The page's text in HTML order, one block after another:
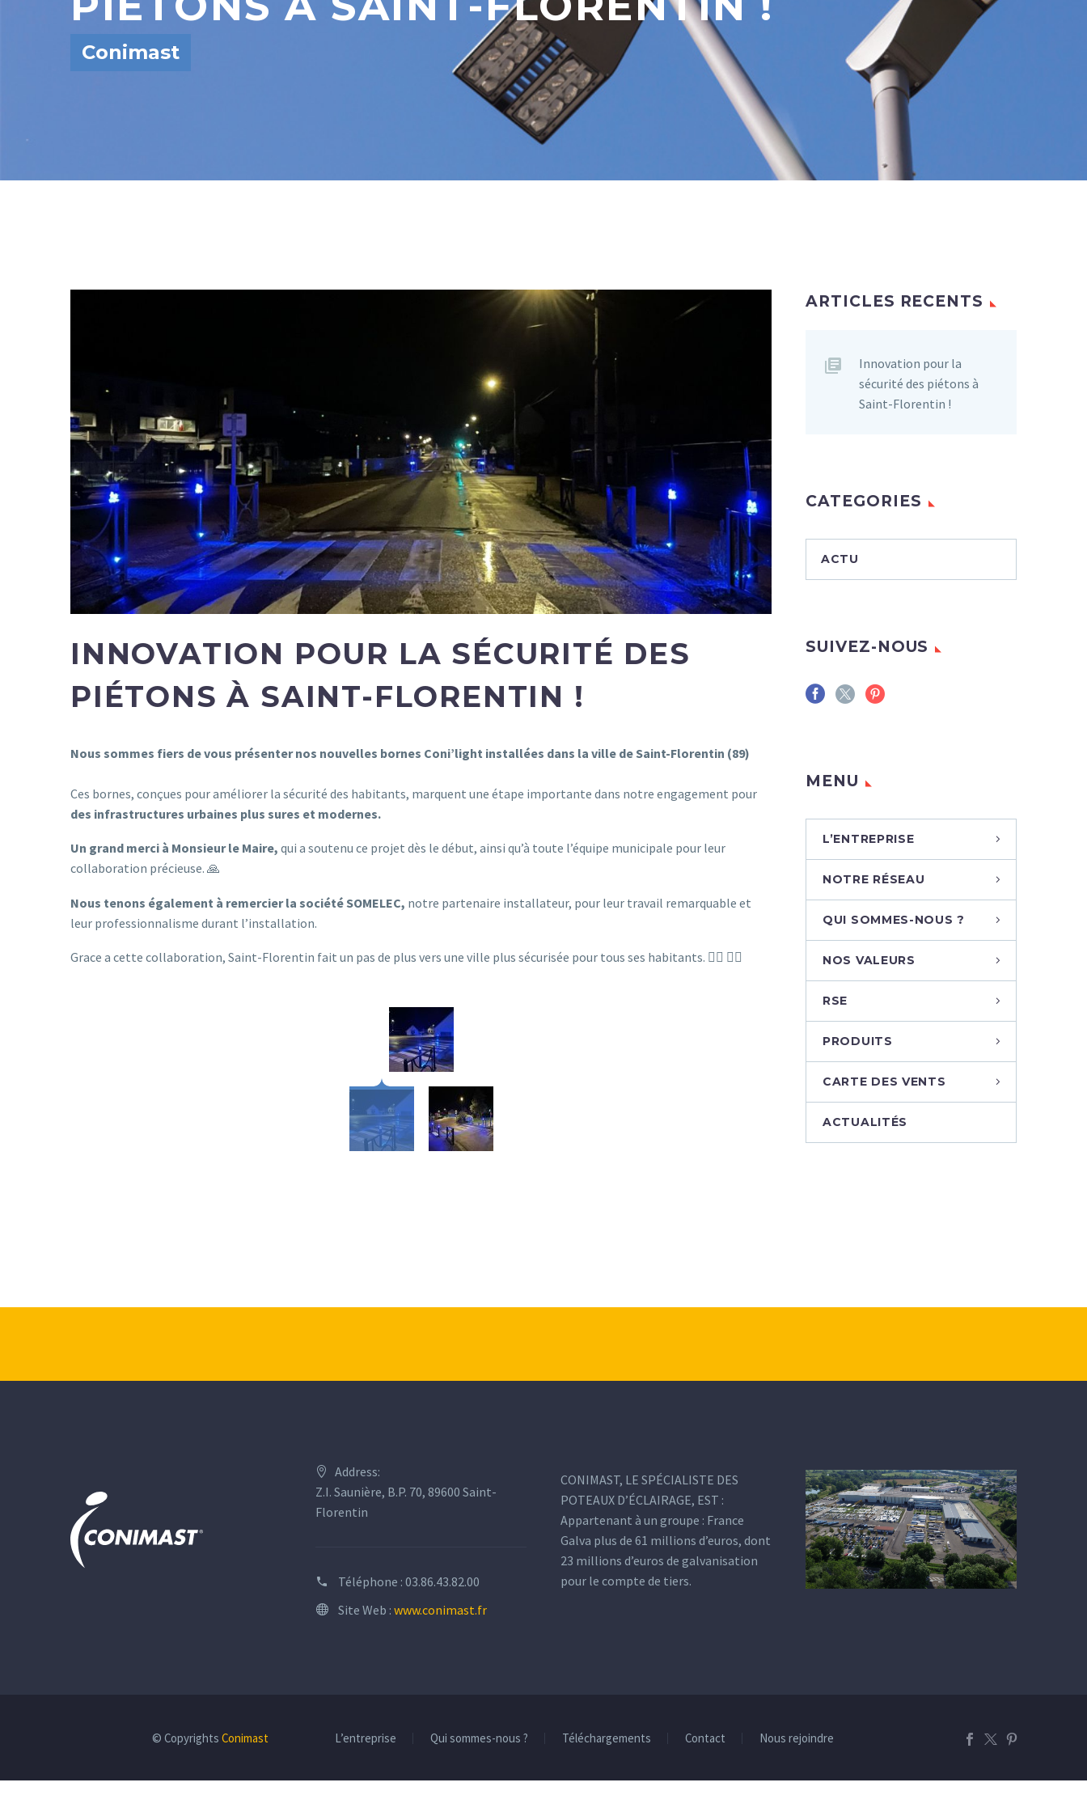
Conimast
INNOVATION POUR LA SÉCURITÉ DES
PIÉTONS À SAINT-FLORENTIN !
Nous sommes fiers de vous présenter nos nouvelles bornes Coni’light installées dans la ville de Saint-Florentin (89)
Ces bornes, conçues pour améliorer la sécurité des habitants, marquent une étape importante dans notre engagement pour
des infrastructures urbaines plus sures et modernes.
Un grand merci à Monsieur le Maire, qui a soutenu ce projet dès le début, ainsi qu’à toute l’équipe municipale pour leur
collaboration précieuse. 🙏
Nous tenons également à remercier la société SOMELEC, notre partenaire installateur, pour leur travail remarquable et
leur professionnalisme durant l’installation.
Grace a cette collaboration, Saint-Florentin fait un pas de plus vers une ville plus sécurisée pour tous ses habitants. 🚶‍♂️ 🚶‍♀️
ARTICLES RECENTS
Innovation pour la
sécurité des piétons à
Saint-Florentin !
CATEGORIES
ACTU
SUIVEZ-NOUS
MENU
L’ENTREPRISE
NOTRE RÉSEAU
QUI SOMMES-NOUS ?
NOS VALEURS
RSE
PRODUITS
CARTE DES VENTS
ACTUALITÉS
Address:
Z.I. Saunière, B.P. 70, 89600 Saint-
Florentin
Téléphone : 03.86.43.82.00
Site Web : www.conimast.fr
CONIMAST, LE SPÉCIALISTE DES
POTEAUX D’ÉCLAIRAGE, EST :
Appartenant à un groupe : France
Galva plus de 61 millions d’euros, dont
23 millions d’euros de galvanisation
pour le compte de tiers.
L’entreprise Qui sommes-nous ? Téléchargements Contact Nous rejoindre
© Copyrights Conimast